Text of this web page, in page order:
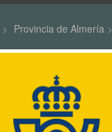
> Provincia de Almería >